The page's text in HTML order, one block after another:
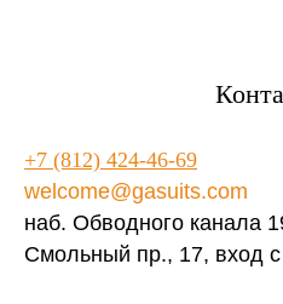
+7 (812) 424-46-69
welcome@gasuits.com
наб. Обводного канала
Смольный пр., 17, вход